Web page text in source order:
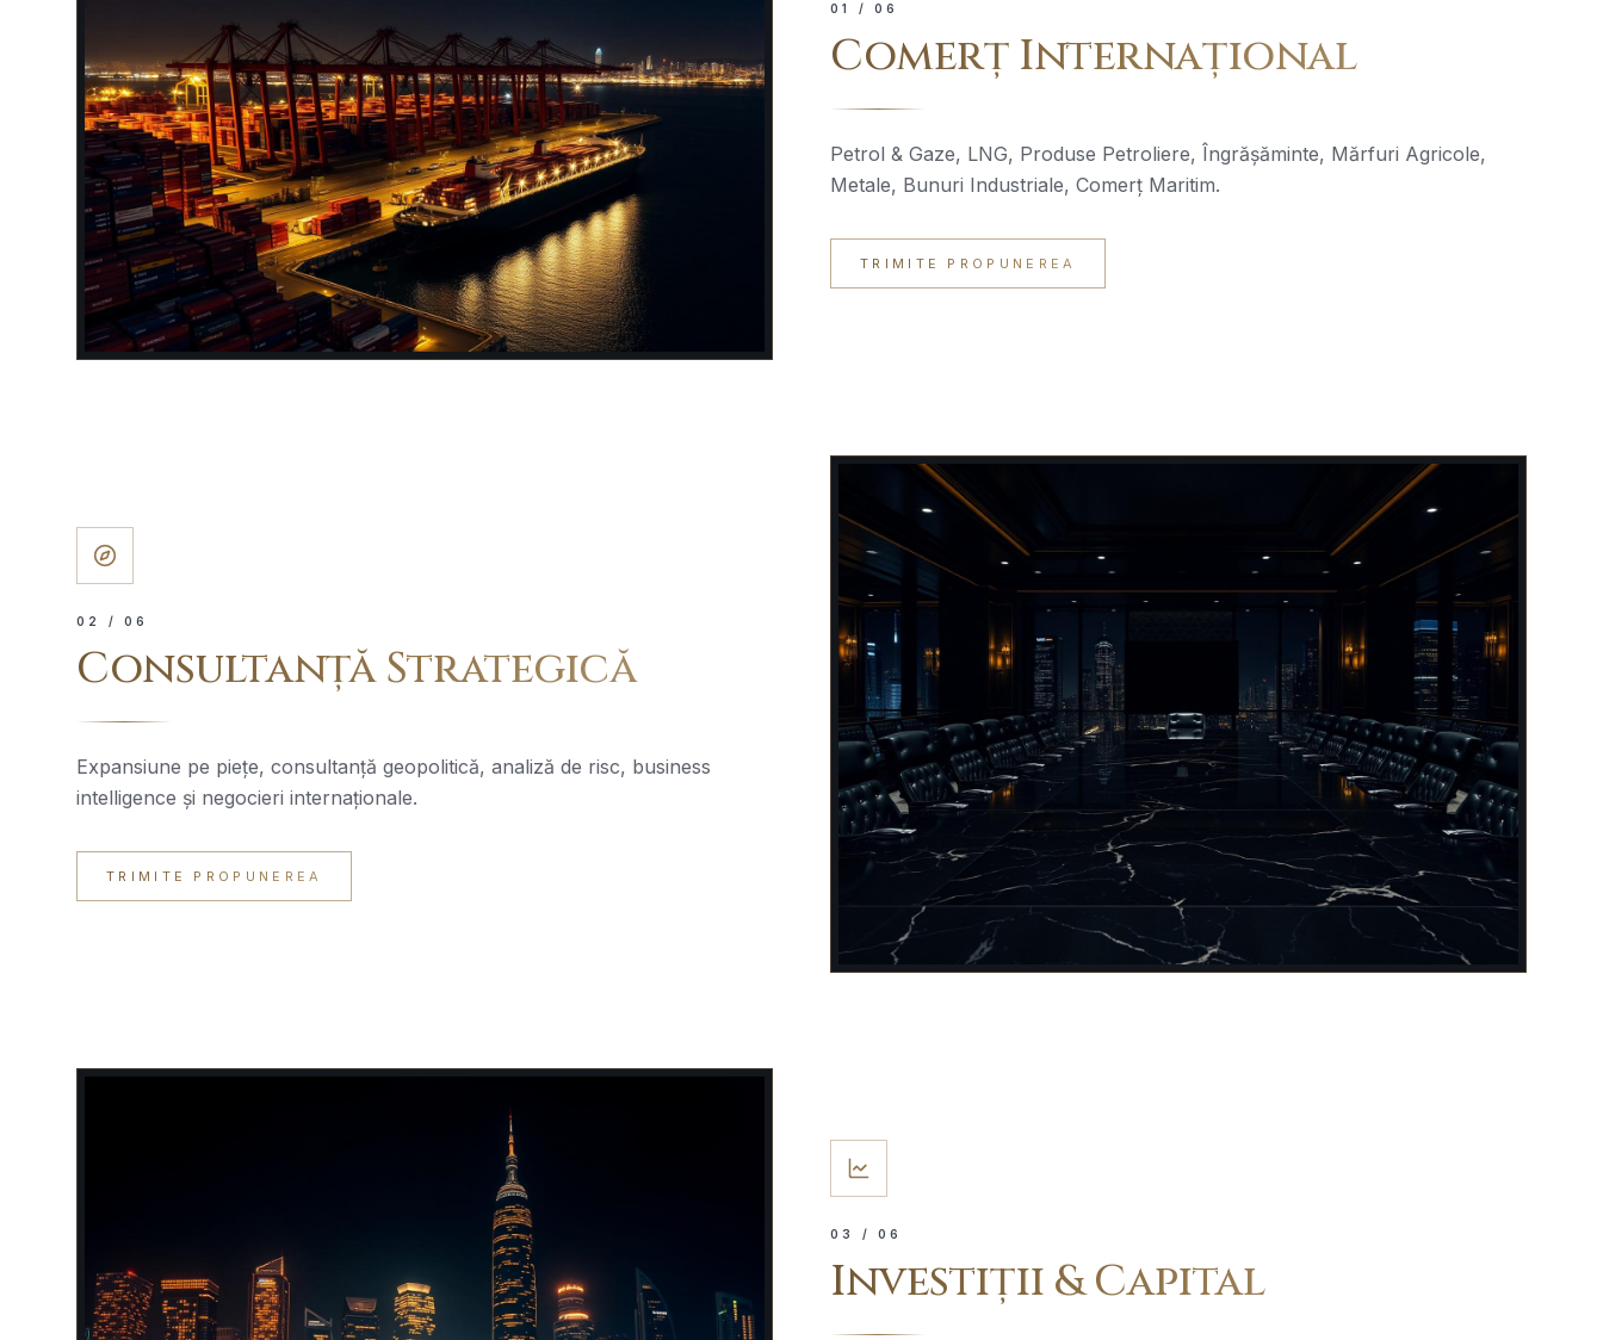
01 / 06
Comerț Internațional
Petrol & Gaze, LNG, Produse Petroliere, Îngrășăminte, Mărfuri Agricole,
Metale, Bunuri Industriale, Comerț Maritim.
TRIMITE PROPUNEREA
0 2 / 06
Consultanță Strategică
Expansiune pe piețe, consultanță geopolitică, analiză de risc, business
intelligence și negocieri internaționale.
TRIMITE PROPUNEREA
0 3 / 06
Investiții & Capital